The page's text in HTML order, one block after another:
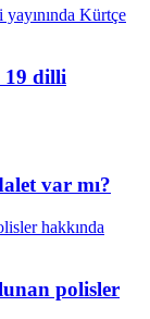
19 dilli
var mı?
polisler